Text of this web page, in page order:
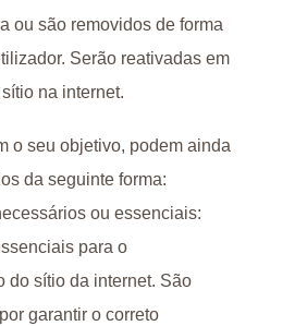
ou são removidos de forma
Serão reativadas em
na internet.
o seu objetivo, podem ainda
da seguinte forma:
ou essenciais:
para o
do sítio da internet. São
garantir o correto